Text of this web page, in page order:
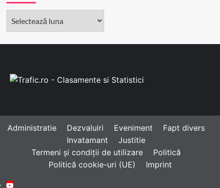
Administratie Dezvaluiri Eveniment
Fapt divers
Invatamant
Justitie
Termeni și condiții de utilizare
Politică
Politică cookie-uri (UE)
Imprint
Youtube